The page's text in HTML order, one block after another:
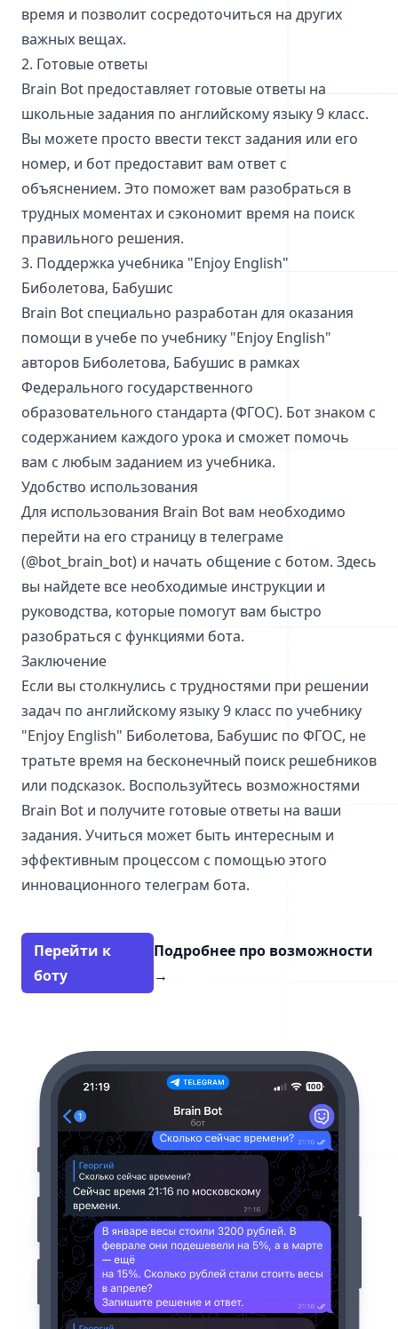
время и позволит сосредоточиться на других
важных вещах.
2. Готовые ответы
Brain Bot предоставляет готовые ответы на
школьные задания по английскому языку 9 класс.
Вы можете просто ввести текст задания или его
номер, и бот предоставит вам ответ с
объяснением. Это поможет вам разобраться в
трудных моментах и сэкономит время на поиск
правильного решения.
3. Поддержка учебника "Enjoy English"
Биболетова, Бабушис
Brain Bot специально разработан для оказания
помощи в учебе по учебнику "Enjoy English"
авторов Биболетова, Бабушис в рамках
Федерального государственного
образовательного стандарта (ФГОС). Бот знаком с
содержанием каждого урока и сможет помочь
вам с любым заданием из учебника.
Удобство использования
Для использования Brain Bot вам необходимо
перейти на его страницу в телеграме
(@bot_brain_bot) и начать общение с ботом. Здесь
вы найдете все необходимые инструкции и
руководства, которые помогут вам быстро
разобраться с функциями бота.
Заключение
Если вы столкнулись с трудностями при решении
задач по английскому языку 9 класс по учебнику
"Enjoy English" Биболетова, Бабушис по ФГОС, не
тратьте время на бесконечный поиск решебников
или подсказок. Воспользуйтесь возможностями
Brain Bot и получите готовые ответы на ваши
задания. Учиться может быть интересным и
эффективным процессом с помощью этого
инновационного телеграм бота.
Перейти к
боту
Подробнее про возможности
→